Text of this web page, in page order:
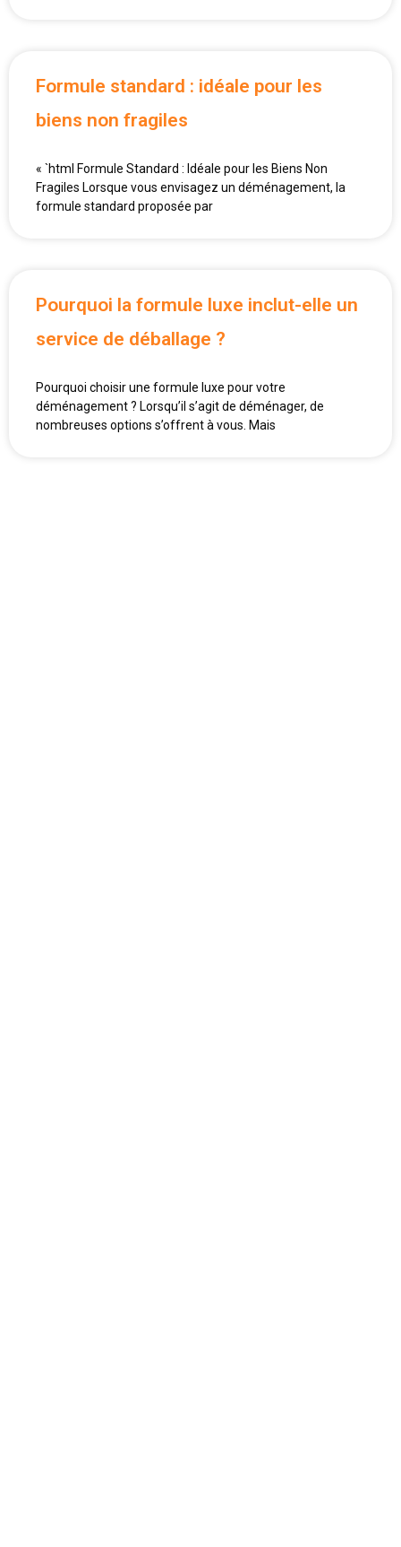
Formule standard : idéale pour les
biens non fragiles
« `html Formule Standard : Idéale pour les Biens Non
Fragiles Lorsque vous envisagez un déménagement, la
formule standard proposée par
Pourquoi la formule luxe inclut-elle un
service de déballage ?
Pourquoi choisir une formule luxe pour votre
déménagement ? Lorsqu’il s’agit de déménager, de
nombreuses options s’offrent à vous. Mais